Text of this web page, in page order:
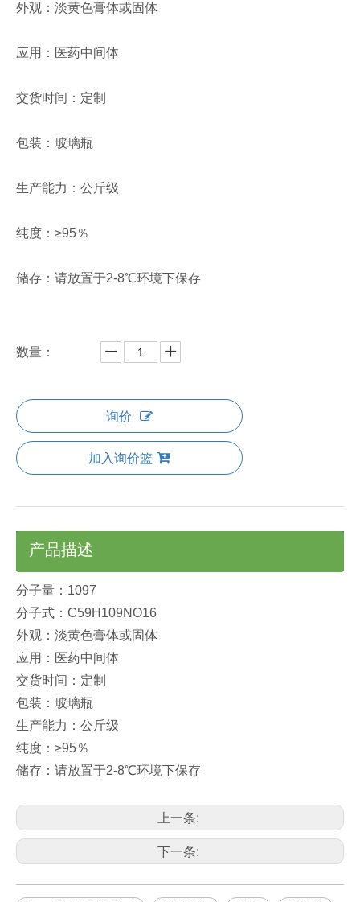
外观：淡黄色膏体或固体
应用：医药中间体
交货时间：定制
包装：玻璃瓶
生产能力：公斤级
纯度：≥95％
储存：请放置于2-8℃环境下保存
数量：
询价
加入询价篮
产品描述
分子量：1097
分子式：C59H109NO16
外观：淡黄色膏体或固体
应用：医药中间体
交货时间：定制
包装：玻璃瓶
生产能力：公斤级
纯度：≥95％
储存：请放置于2-8℃环境下保存
上一条:
下一条: